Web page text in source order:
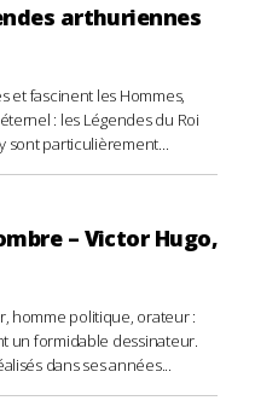
arthuriennes
et fascinent les Hommes,
: les Légendes du Roi
sont particulièrement...
– Victor Hugo,
homme politique, orateur :
un formidable dessinateur.
dans ses années...